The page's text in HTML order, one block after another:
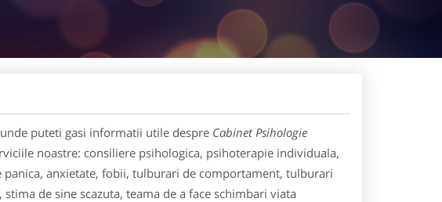
puteti gasi informatii utile despre Cabinet Psihologie
noastre: consiliere psihologica, psihoterapie individuala,
anxietate, fobii, tulburari de comportament, tulburari
de sine scazuta, teama de a face schimbari viata